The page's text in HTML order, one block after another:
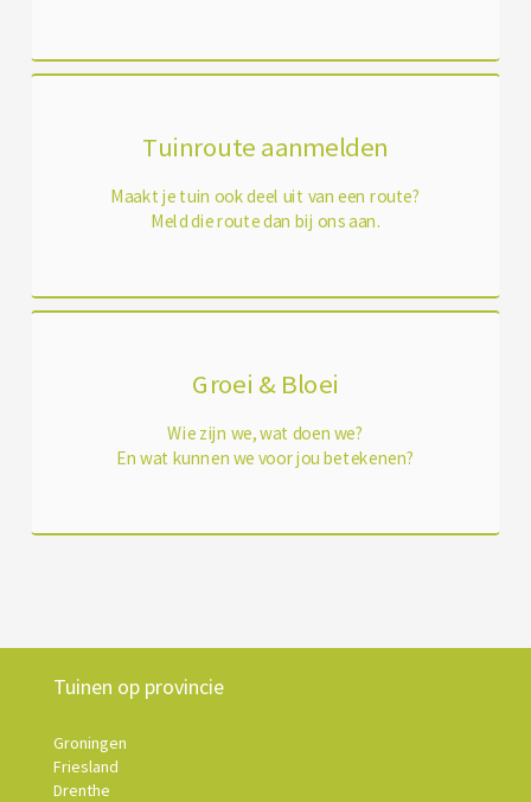
Tuinroute aanmelden
Maakt je tuin ook deel uit van een route?
Meld die route dan bij ons aan.
Groei & Bloei
Wie zijn we, wat doen we?
En wat kunnen we voor jou betekenen?
Tuinen op provincie
Groningen
Friesland
Drenthe